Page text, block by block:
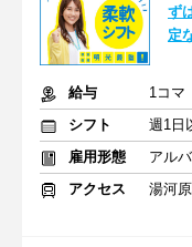
ず
定
給与
1コマ
シフト
雇用形態
アル
アクセス
湯河